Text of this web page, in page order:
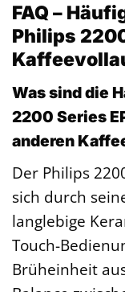
FAQ –
Philips
Was sind die
2200 Series
anderen
Der Philips
sich durch
langlebige
Touch-
Brüheinheit